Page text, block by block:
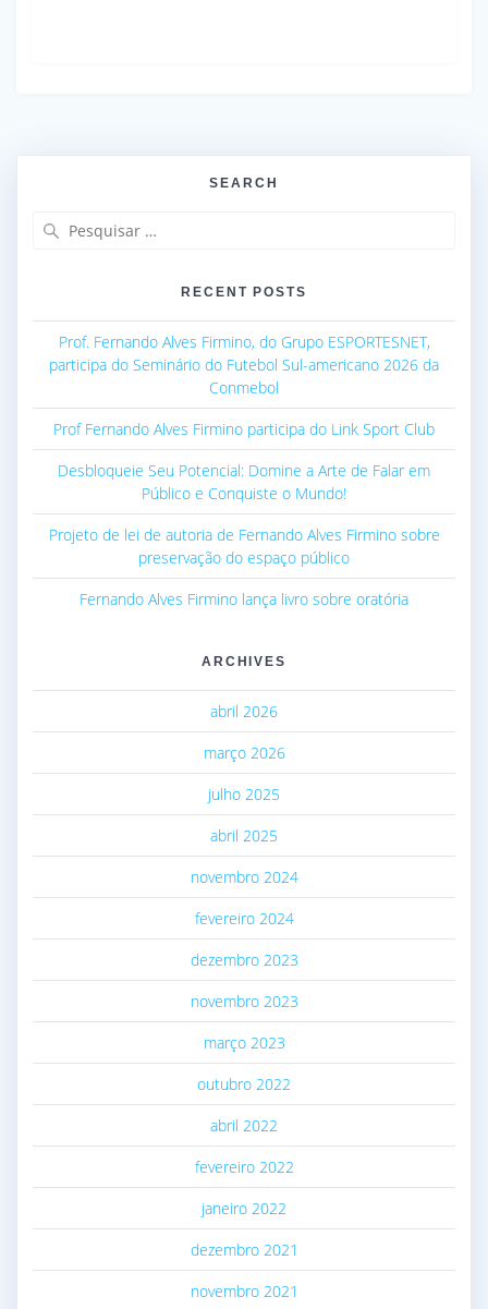
SEARCH
RECENT POSTS
Prof. Fernando Alves Firmino, do Grupo ESPORTESNET,
participa do Seminário do Futebol Sul-americano 2026 da
Conmebol
Prof Fernando Alves Firmino participa do Link Sport Club
Desbloqueie Seu Potencial: Domine a Arte de Falar em
Público e Conquiste o Mundo!
Projeto de lei de autoria de Fernando Alves Firmino sobre
preservação do espaço público
Fernando Alves Firmino lança livro sobre oratória
ARCHIVES
abril 2026
março 2026
julho 2025
abril 2025
novembro 2024
fevereiro 2024
dezembro 2023
novembro 2023
março 2023
outubro 2022
abril 2022
fevereiro 2022
janeiro 2022
dezembro 2021
novembro 2021